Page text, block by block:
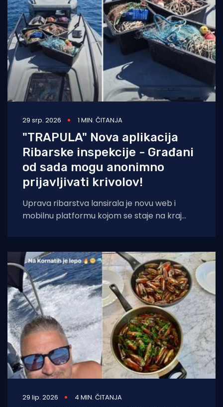
29 srp. 2026 1 MIN. ČITANJA
"TRAPULA" Nova aplikacija
Ribarske inspekcije - Građani
od sada mogu anonimno
prijavljivati krivolov!
Uprava ribarstva lansirala je novu web i
mobilnu platformu kojom se staje na kraj
29 lip. 2026 4 MIN. ČITANJA